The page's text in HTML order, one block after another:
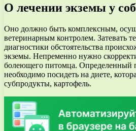
О лечении экземы у
Оно должно быть комплексным,
ветеринарным контролем. Затевать
диагностики обстоятельства
экземы. Непременно нужно
болеющего питомца. Определенный
необходимо посидеть на диете,
субпродукты, картофель.